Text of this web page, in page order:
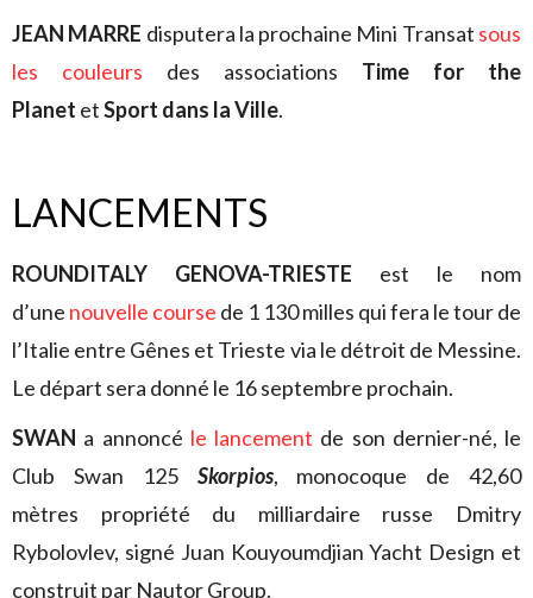
JEAN MARRE disputera la prochaine Mini Transat sous
les couleurs des associations Time for the
Planet etSport dans la Ville.
LANCEMENTS
ROUNDITALY GENOVA-TRIESTE est le nom
d’une nouvelle course de 1 130 milles qui fera le tour de
l’Italie entre Gênes et Trieste via le détroit de Messine.
Le départ sera donné le 16 septembre prochain.
SWAN a annoncé le lancement de son dernier-né, le
Club Swan 125 Skorpios, monocoque de 42,60
mètres propriété du milliardaire russe Dmitry
Rybolovlev, signé Juan Kouyoumdjian Yacht Design et
construit par Nautor Group.